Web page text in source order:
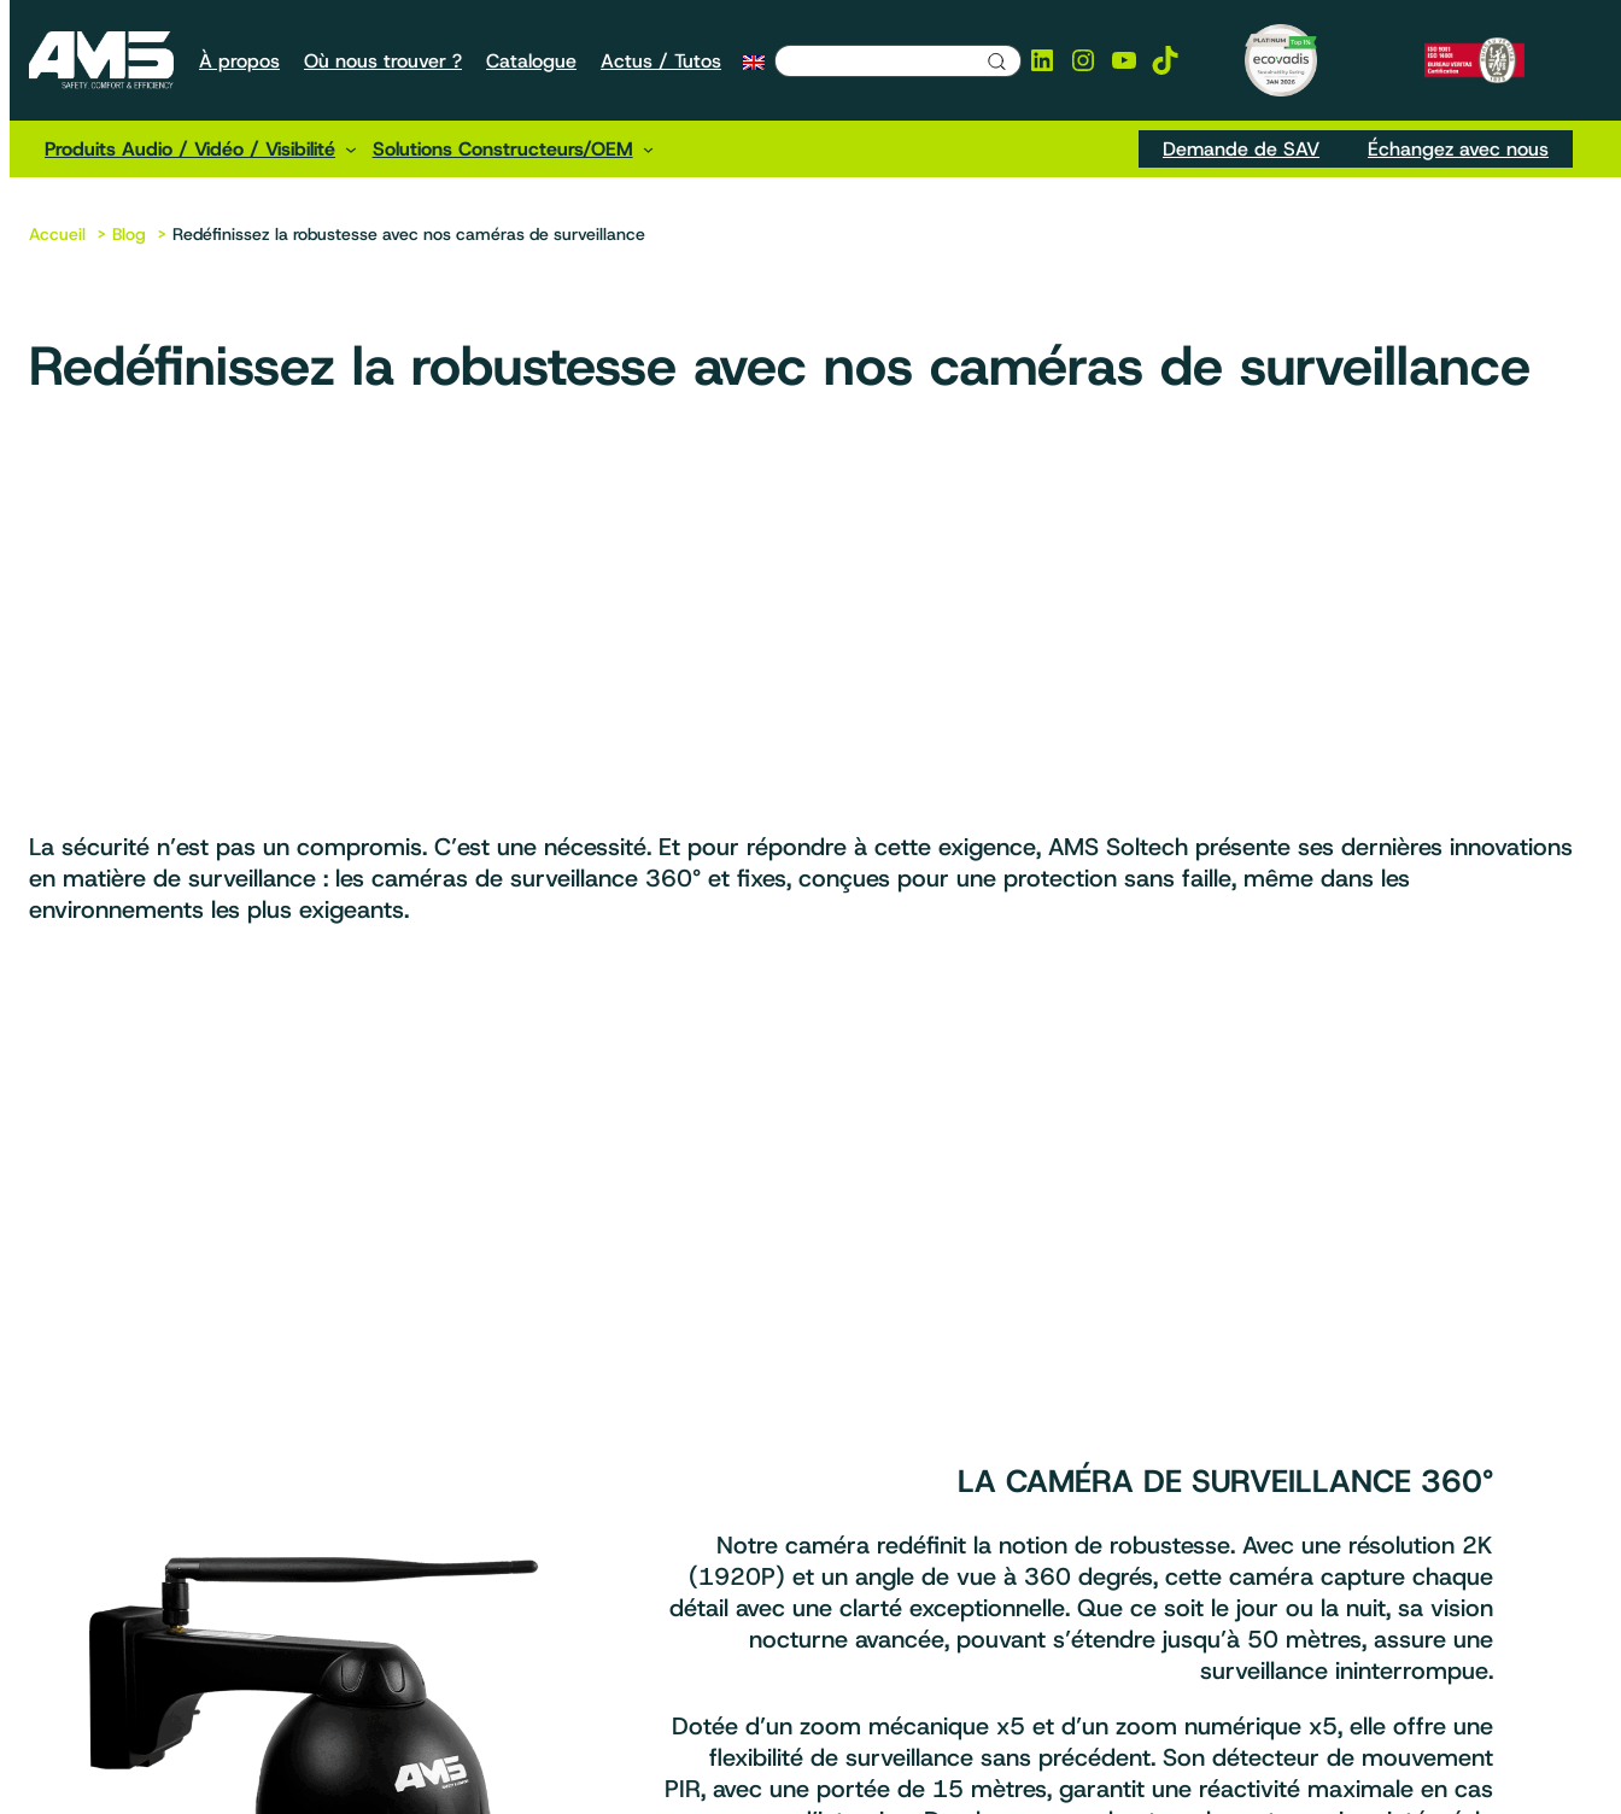
Aller
contenu
À propos Où nous trouver ? Catalogue Actus / Tutos LinkedIn
Instagram
YouTube
TikTok
Produits Audio / Vidéo / Visibilité Solutions Constructeurs/OEM Demande de SAV Échangez avec nous
Accueil Blog Redéfinissez la robustesse avec nos caméras de surveillance
Redéfinissez la robustesse avec nos caméras de surveillance
La sécurité n’est pas un compromis. C’est une nécessité. Et pour répondre à cette exigence, AMS Soltech présente ses dernières innovations
en matière de surveillance : les caméras de surveillance 360° et fixes, conçues pour une protection sans faille, même dans les
environnements les plus exigeants.
LA CAMÉRA DE SURVEILLANCE 360°
Notre caméra redéfinit la notion de robustesse. Avec une résolution 2K
(1920P) et un angle de vue à 360 degrés, cette caméra capture chaque
détail avec une clarté exceptionnelle. Que ce soit le jour ou la nuit, sa vision
nocturne avancée, pouvant s’étendre jusqu’à 50 mètres, assure une
surveillance ininterrompue.
Dotée d’un zoom mécanique x5 et d’un zoom numérique x5, elle offre une
flexibilité de surveillance sans précédent. Son détecteur de mouvement
PIR, avec une portée de 15 mètres, garantit une réactivité maximale en cas